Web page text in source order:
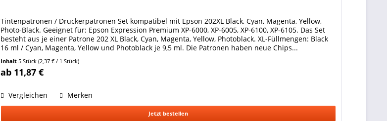
Tintenpatronen / Druckerpatronen Set kompatibel mit Epson 202XL Black, Cyan, Magenta, Yellow,
Photo-Black. Geeignet für: Epson Expression Premium XP-6000, XP-6005, XP-6100, XP-6105. Das Set
besteht aus je einer Patrone 202 XL Black, Cyan, Magenta, Yellow, Photoblack. XL-Füllmengen: Black
16 ml / Cyan, Magenta, Yellow und Photoblack je 9,5 ml. Die Patronen haben neue Chips...
Inhalt5 Stück(2,37 € / 1 Stück)
ab 11,87 €
Vergleichen Merken
Jetzt bestellen